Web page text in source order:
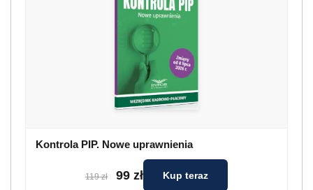
Kontrola PIP. Nowe uprawnienia
119 zł 99 zł Kup teraz